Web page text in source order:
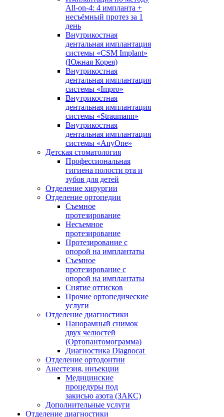
All-on-4: 4 импланта +
несъёмный протез за 1
день
Внутрикостная
дентальная имплантация
системы «CSM Implant»
(Южная Корея)
Внутрикостная
дентальная имплантация
системы «Impro»
Внутрикостная
дентальная имплантация
системы «Straumann»
Внутрикостная
дентальная имплантация
системы «AnyOne»
Детская стоматология
Профессиональная
гигиена полости рта и
зубов для детей
Отделение хирургии
Отделение ортопедии
Съемное
протезирование
Несъемное
протезирование
Протезирование с
опорой на имплантаты
Съемное
протезирование с
опорой на имплантаты
Снятие оттисков
Прочие ортопедические
услуги
Отделение диагностики
Панорамный снимок
двух челюстей
(Ортопантомограмма)
Диагностика Diagnocat
Отделение ортодонтии
Анестезия, инъекции
Медицинские
процедуры под
закисью азота (ЗАКС)
Дополнительные услуги
Отделение диагностики